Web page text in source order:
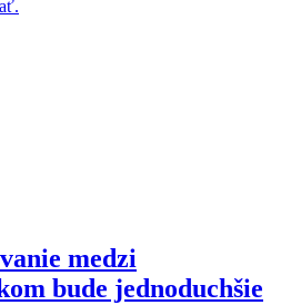
medzi
bude jednoduchšie